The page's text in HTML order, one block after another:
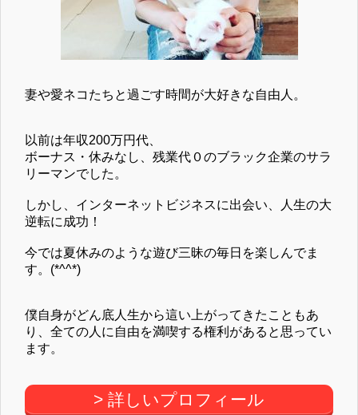
妻や愛ネコたちと過ごす時間が大好きな自由人。
以前は年収200万円代、
ボーナス・休みなし、残業代０のブラック企業のサラ
リーマンでした。
しかし、インターネットビジネスに出会い、人生の大
逆転に成功！
今では夏休みのような遊び三昧の毎日を楽しんでま
す。(*^^*)
僕自身がどん底人生から這い上がってきたこともあ
り、全ての人に自由を満喫する権利があると思ってい
ます。
> 詳しいプロフィール